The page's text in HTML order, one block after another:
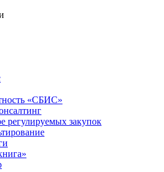
«СБИС»
регулируемых закупок